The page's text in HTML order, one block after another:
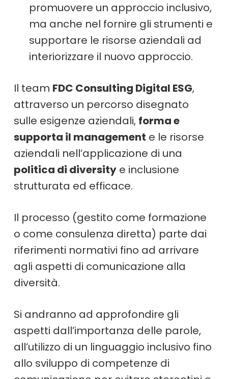
promuovere un approccio inclusivo,
ma anche nel fornire gli strumenti e
supportare le risorse aziendali ad
interiorizzare il nuovo approccio.
Il team FDC Consulting Digital ESG,
attraverso un percorso disegnato
sulle esigenze aziendali, forma e
supporta il management e le risorse
aziendali nell’applicazione di una
politica di diversitye inclusione
strutturata ed efficace.
Il processo (gestito come formazione
o come consulenza diretta) parte dai
riferimenti normativi fino ad arrivare
agli aspetti di comunicazione alla
diversità.
Si andranno ad approfondire gli
aspetti dall’importanza delle parole,
all’utilizzo di un linguaggio inclusivo fino
allo sviluppo di competenze di